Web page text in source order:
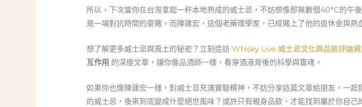
所以，下次當你在台灣拿起一杯本地熟成的威士忌，不妨想像那無數個40°C的午
是一場對抗時間的豪賭。而陳建宏，這個老藥理學家，已經賭上了他的退休金與熱
想了解更多威士忌與風土的秘密？立刻造訪Whisky Live 威士忌文化與品飲評論
互作用 的深度文章，讓你像品酒師一樣，看穿酒液背後的科學與靈魂。
如果你也像陳建宏一樣，對威士忌充滿實驗精神，不妨分享這篇文章給朋友，一
的威士忌，後來到底變成什麼絕世風味？或許只有親身品飲，才能找到屬於你自己